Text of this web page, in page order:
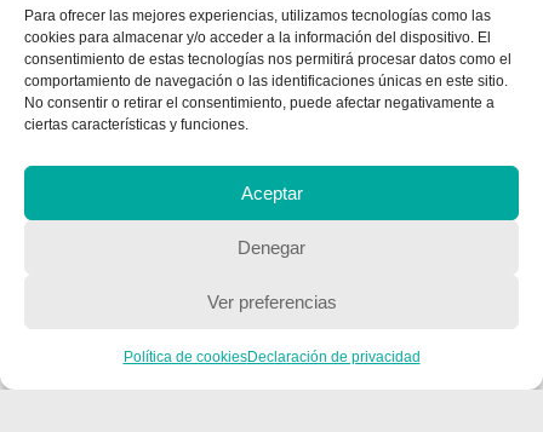
Para ofrecer las mejores experiencias, utilizamos tecnologías como las
cookies para almacenar y/o acceder a la información del dispositivo. El
consentimiento de estas tecnologías nos permitirá procesar datos como el
comportamiento de navegación o las identificaciones únicas en este sitio.
No consentir o retirar el consentimiento, puede afectar negativamente a
ciertas características y funciones.
Aceptar
Denegar
Ver preferencias
Política de cookiesDeclaración de privacidad
CONTACTA CON NOSOTROS